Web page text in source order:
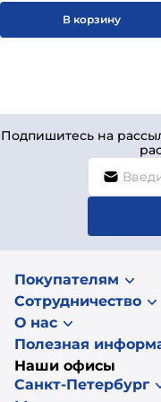
В корзину
Подпишитесь на
Покупателям
Сотрудничество
О нас
Полезная
Наши офисы
Санкт-Петербург